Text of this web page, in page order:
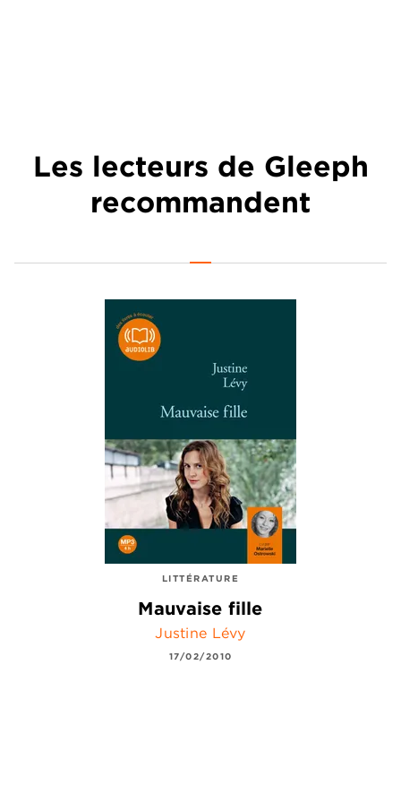
Les lecteurs de Gleeph
recommandent
LITTÉRATURE
Mauvaise fille
Justine Lévy
17/02/2010